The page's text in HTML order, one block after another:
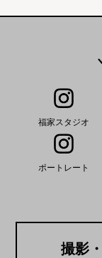
福家スタジオ
ポートレート
撮影